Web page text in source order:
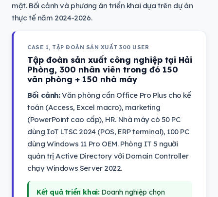
mật. Bối cảnh và phương án triển khai dựa trên dự án
thực tế năm 2024-2026.
CASE 1, TẬP ĐOÀN SẢN XUẤT 300 USER
Tập đoàn sản xuất công nghiệp tại Hải
Phòng, 300 nhân viên trong đó 150
văn phòng + 150 nhà máy
Bối cảnh:Văn phòng cần Office Pro Plus cho kế
toán (Access, Excel macro), marketing
(PowerPoint cao cấp), HR. Nhà máy có 50 PC
dùng IoT LTSC 2024 (POS, ERP terminal), 100 PC
dùng Windows 11 Pro OEM. Phòng IT 5 người
quản trị Active Directory với Domain Controller
chạy Windows Server 2022.
Kết quả triển khai:Doanh nghiệp chọn